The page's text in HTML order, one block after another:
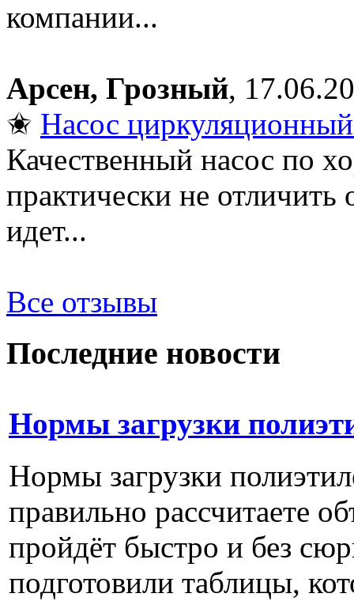
компании...
Арсен, Грозный,
✬ Насос
Качественный насос по
практически не
идет...
Все отзывы
Последние новости
Нормы загрузки
Нормы загрузки
правильно рассчитаете
пройдёт быстро и без
подготовили таблицы,